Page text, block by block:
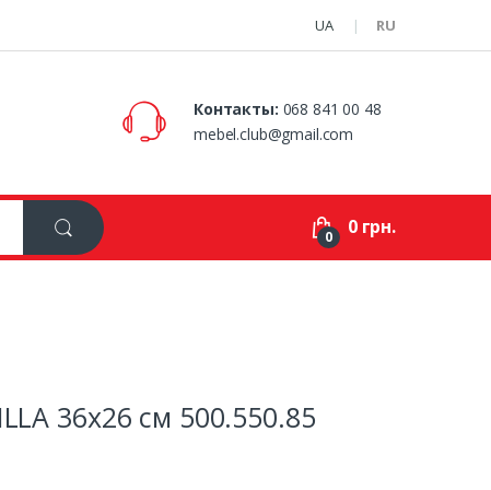
UA RU
Контакты: 068 841 00 48
mebel.club@gmail.com
0 0 грн.
36х26 см 500.550.85